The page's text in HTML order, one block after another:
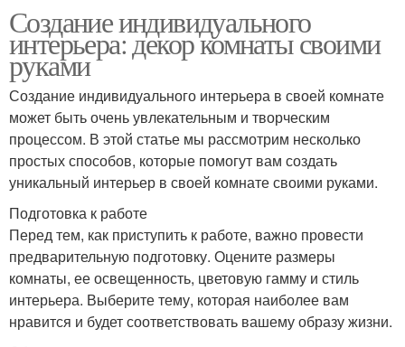
Создание индивидуального
интерьера: декор комнаты своими
руками
Создание индивидуального интерьера в своей комнате
может быть очень увлекательным и творческим
процессом. В этой статье мы рассмотрим несколько
простых способов, которые помогут вам создать
уникальный интерьер в своей комнате своими руками.
Подготовка к работе
Перед тем, как приступить к работе, важно провести
предварительную подготовку. Оцените размеры
комнаты, ее освещенность, цветовую гамму и стиль
интерьера. Выберите тему, которая наиболее вам
нравится и будет соответствовать вашему образу жизни.